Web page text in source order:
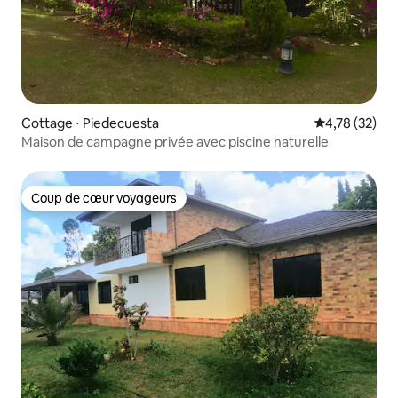
Cottage ⋅ Piedecuesta Évaluation
4,78 (32)
Maison de campagne privée avec piscine naturelle
Coup de cœur voyageurs
Coup de cœur voyageurs